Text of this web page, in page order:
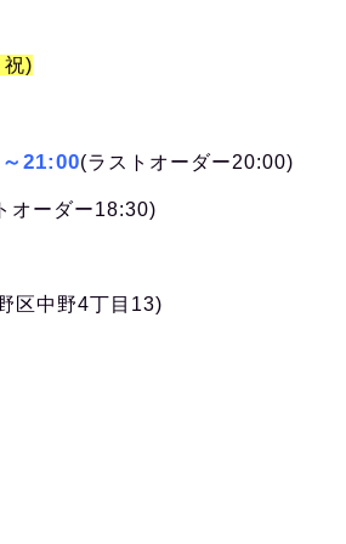
)
21:00(ラストオーダー20:00)
オーダー18:30)
区中野4丁目13)